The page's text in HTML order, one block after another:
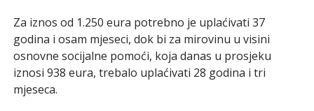
Za iznos od 1.250 eura potrebno je uplaćivati 37
godina i osam mjeseci, dok bi za mirovinu u visini
osnovne socijalne pomoći, koja danas u prosjeku
iznosi 938 eura, trebalo uplaćivati 28 godina i tri
mjeseca.